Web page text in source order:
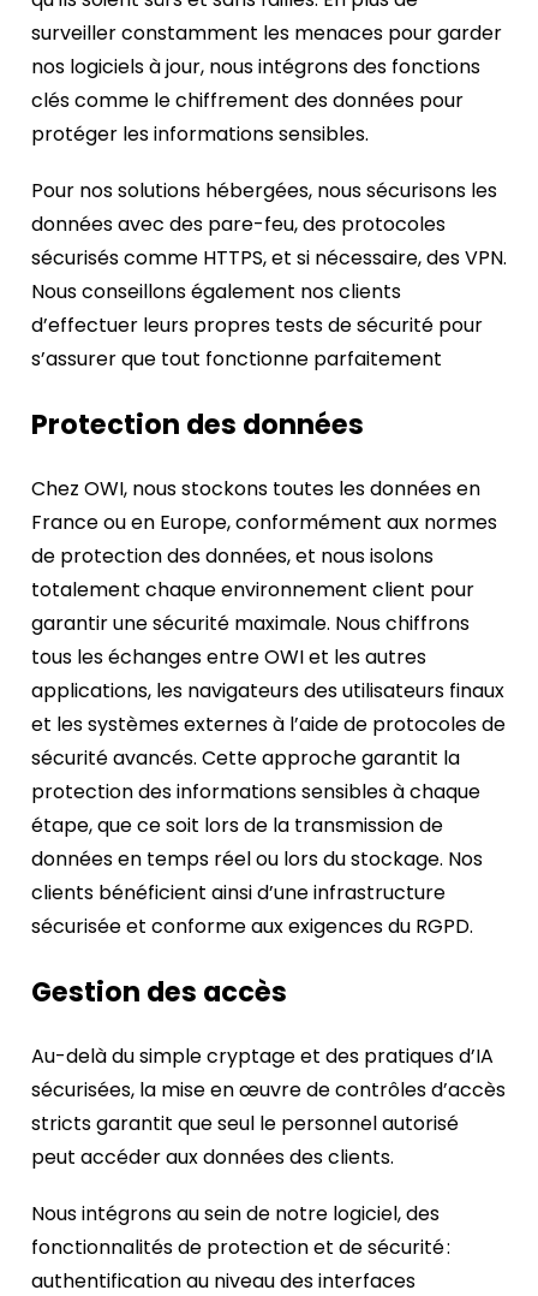
surveiller constamment les menaces pour garder
nos logiciels à jour, nous intégrons des fonctions
clés comme le chiffrement des données pour
protéger les informations sensibles.
Pour nos solutions hébergées, nous sécurisons les
données avec des pare-feu, des protocoles
sécurisés comme HTTPS, et si nécessaire, des VPN.
Nous conseillons également nos clients
d’effectuer leurs propres tests de sécurité pour
s’assurer que tout fonctionne parfaitement
Protection des données
Chez OWI, nous stockons toutes les données en
France ou en Europe, conformément aux normes
de protection des données, et nous isolons
totalement chaque environnement client pour
garantir une sécurité maximale. Nous chiffrons
tous les échanges entre OWI et les autres
applications, les navigateurs des utilisateurs finaux
et les systèmes externes à l’aide de protocoles de
sécurité avancés. Cette approche garantit la
protection des informations sensibles à chaque
étape, que ce soit lors de la transmission de
données en temps réel ou lors du stockage. Nos
clients bénéficient ainsi d’une infrastructure
sécurisée et conforme aux exigences du RGPD.
Gestion des accès
Au-delà du simple cryptage et des pratiques d’IA
sécurisées, la mise en œuvre de contrôles d’accès
stricts garantit que seul le personnel autorisé
peut accéder aux données des clients.
Nous intégrons au sein de notre logiciel, des
fonctionnalités de protection et de sécurité :
authentification au niveau des interfaces